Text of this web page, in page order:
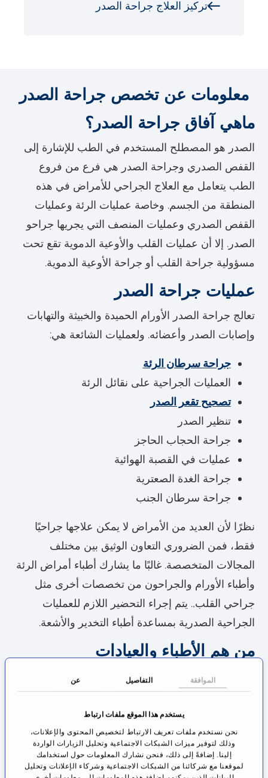
الموافقة التفاصيل عن
يستخدم هذا الموقع ملفات ارتباط
نحن نستخدم ملفات تعريف الارتباط لتخصيص المحتوى والإعلانات،
وذلك لتوفير ميزات الشبكات الاجتماعية وتحليل الزيارات الواردة
إلينا. إضافةً إلى ذلك، فنحن نشارك المعلومات حول استخدامك
لموقعنا مع شركائنا من الشبكات الاجتماعية وشركاء الإعلانات وتحليل
تركيز العلاج جراحة الصدر
معلومات عن تخصص جراحة الصدر
ماهي آفاق جراحة الصدر؟
الصدر هو المصطلح المستخدم في الطب للإشارة إلى
القفص الصدري وجراحة الصدر هي فرع من فروع
الطب يتعامل مع العلاج الجراحي للأمراض في هذه
المنطقة من الجسم. وخاصة عمليات الرئة وعمليات
القفص الصدري وعمليات المنصف التي يجريها جراحو
الصدر. إلا أن عمليات القلب والأوعية الدموية تقع تحت
مسؤولية جراحة القلب أو جراحة الأوعية الدموية.
عمليات جراحة الصدر
تعالج جراحة الصدر الأورام الحميدة والخبيثة والتهابات
وإصابات الصدر وأعضائه. ولعمليات الشائعة هي:
جراحة سرطان الرئة
العمليات الجراحية على نقائل الرئة
تصحيح تقعر الصدر
تنظير الصدر
جراحة الحجاب الحاجز
عمليات في القصبة الهوائية
جراحة الغدة الصعترية
جراحة سرطان الجنب
نظرًا لأن العديد من الأمراض لا يمكن علاجها جراحيًا
فقط، فمن الضروري التعاون الوثيق بين مختلف
المجالات المتخصصة. غالبًا ما يشارك أطباء أمراض الرئة
وأطباء الأورام والجراحون من تخصصات أخرى مثل
جراحي القلب,. يتم إجراء التحضير اللازم للعمليات
الجراحية الصدرية بمساعدة أطباء التخدير والأشعة.
من هم الأطباء والعيادات
ألمانيا؟
كل من يحتاج إلى طبيب يريد أفضل رعاية طبية لنفسه.
لهذا يسأل المريض نفسه أين أجد أفضل عيادة صدرية
في ألمانيا؟